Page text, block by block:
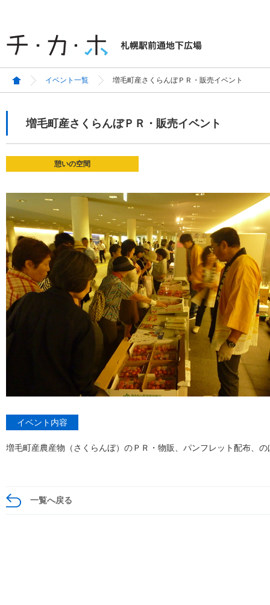
イベント一覧 増毛町産さくらんぼＰＲ・販売イベント
増毛町産さくらんぼＰＲ・販売イベント
憩いの空間
イベント内容
増毛町産農産物（さくらんぼ）のＰＲ・物販、パンフレット配布、
一覧へ戻る